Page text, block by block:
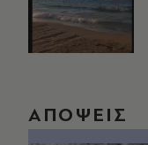
ΑΠΟΨΕΙΣ